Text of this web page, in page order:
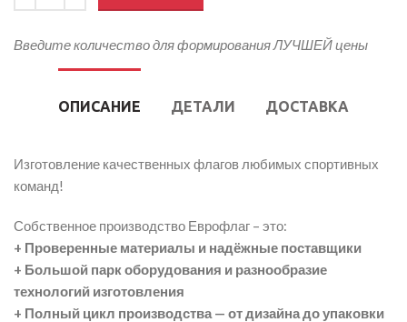
Введите количество для формирования ЛУЧШЕЙ цены
ОПИСАНИЕ ДЕТАЛИ ДОСТАВКА
Изготовление качественных флагов любимых спортивных
команд!
Собственное производство Еврофлаг – это:
+ Проверенные материалы и надёжные поставщики
+ Большой парк оборудования и разнообразие
технологий изготовления
+ Полный цикл производства — от дизайна до упаковки